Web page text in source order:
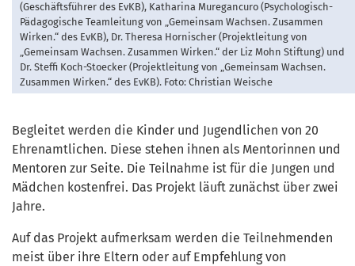
(Geschäftsführer des EvKB), Katharina Muregancuro (Psychologisch-
Pädagogische Teamleitung von „Gemeinsam Wachsen. Zusammen
Wirken.“ des EvKB), Dr. Theresa Hornischer (Projektleitung von
„Gemeinsam Wachsen. Zusammen Wirken.“ der Liz Mohn Stiftung) und
Dr. Steffi Koch-Stoecker (Projektleitung von „Gemeinsam Wachsen.
Zusammen Wirken.“ des EvKB). Foto: Christian Weische
Begleitet werden die Kinder und Jugendlichen von 20
Ehrenamtlichen. Diese stehen ihnen als Mentorinnen und
Mentoren zur Seite. Die Teilnahme ist für die Jungen und
Mädchen kostenfrei. Das Projekt läuft zunächst über zwei
Jahre.
Auf das Projekt aufmerksam werden die Teilnehmenden
meist über ihre Eltern oder auf Empfehlung von